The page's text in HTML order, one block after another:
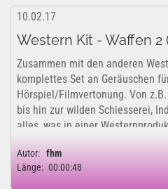
10.02.17
Western Kit - Waffen 2
Zusammen mit den anderen
komplettes Set an Geräuschen
Hörspiel/Filmvertonung. Von
bis hin zur wilden Schiesserei,
alles, was in einer
Autor: fhm
Länge: 00:00:48